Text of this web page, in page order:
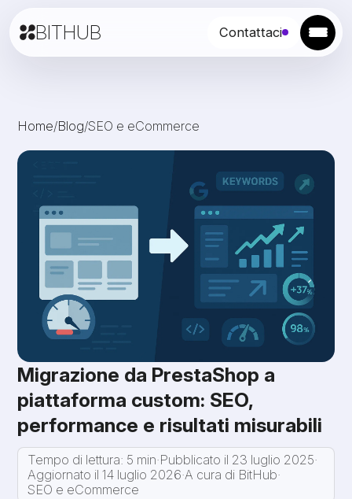
BITHUB Contattaci
Home/Blog/SEO e eCommerce
Migrazione da PrestaShop a
piattaforma custom: SEO,
performance e risultati misurabili
Tempo di lettura: 5 min·Pubblicato il 23 luglio 2025·
Aggiornato il 14 luglio 2026·A cura di BitHub·
SEO e eCommerce